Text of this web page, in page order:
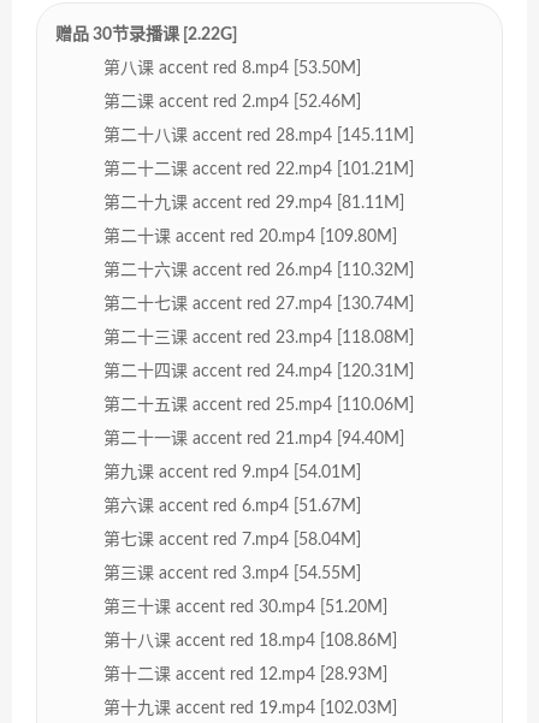
赠品 30节录播课 [2.22G]
第八课 accent red 8.mp4 [53.50M]
第二课 accent red 2.mp4 [52.46M]
第二十八课 accent red 28.mp4 [145.11M]
第二十二课 accent red 22.mp4 [101.21M]
第二十九课 accent red 29.mp4 [81.11M]
第二十课 accent red 20.mp4 [109.80M]
第二十六课 accent red 26.mp4 [110.32M]
第二十七课 accent red 27.mp4 [130.74M]
第二十三课 accent red 23.mp4 [118.08M]
第二十四课 accent red 24.mp4 [120.31M]
第二十五课 accent red 25.mp4 [110.06M]
第二十一课 accent red 21.mp4 [94.40M]
第九课 accent red 9.mp4 [54.01M]
第六课 accent red 6.mp4 [51.67M]
第七课 accent red 7.mp4 [58.04M]
第三课 accent red 3.mp4 [54.55M]
第三十课 accent red 30.mp4 [51.20M]
第十八课 accent red 18.mp4 [108.86M]
第十二课 accent red 12.mp4 [28.93M]
第十九课 accent red 19.mp4 [102.03M]